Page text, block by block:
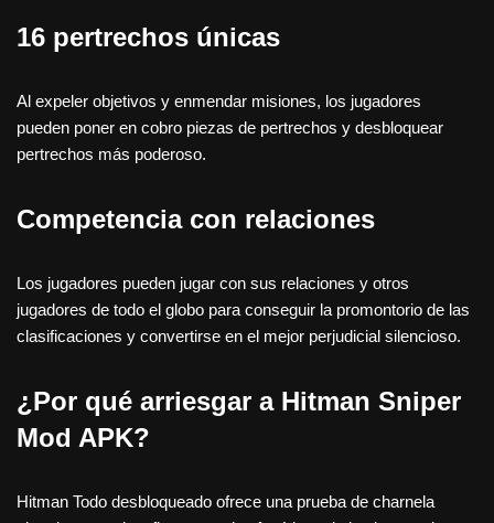
16 pertrechos únicas
Al expeler objetivos y enmendar misiones, los jugadores
pueden poner en cobro piezas de pertrechos y desbloquear
pertrechos más poderoso.
Competencia con relaciones
Los jugadores pueden jugar con sus relaciones y otros
jugadores de todo el globo para conseguir la promontorio de las
clasificaciones y convertirse en el mejor perjudicial silencioso.
¿Por qué arriesgar a Hitman Sniper
Mod APK?
Hitman Todo desbloqueado ofrece una prueba de charnela